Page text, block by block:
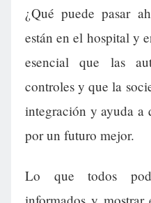
¿Qué puede pasar
están en el hospital y
esencial que las
controles y que la
integración y ayuda a
por un futuro mejor.
Lo que todos